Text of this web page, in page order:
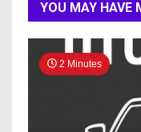
YOU MAY HAVE
2 Minutes